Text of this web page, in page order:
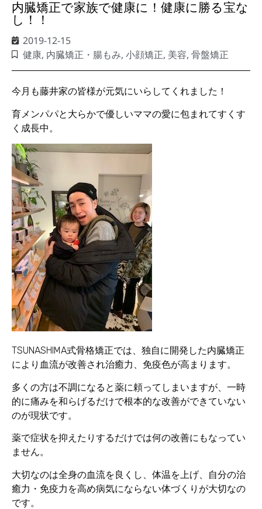
内臓矯正で家族で健康に！健康に勝る宝な
し！！
2019-12-15
健康, 内臓矯正・腸もみ, 小顔矯正, 美容, 骨盤矯正
今月も藤井家の皆様が元気にいらしてくれました！
育メンパパと大らかで優しいママの愛に包まれてすくす
く成長中。
TSUNASHIMA式骨格矯正では、独自に開発した内臓矯正
により血流が改善され治癒力、免疫色が高まります。
多くの方は不調になると薬に頼ってしまいますが、一時
的に痛みを和らげるだけで根本的な改善ができていない
のが現状です。
薬で症状を抑えたりするだけでは何の改善にもなってい
ません。
大切なのは全身の血流を良くし、体温を上げ、自分の治
癒力・免疫力を高め病気にならない体づくりが大切なの
です。